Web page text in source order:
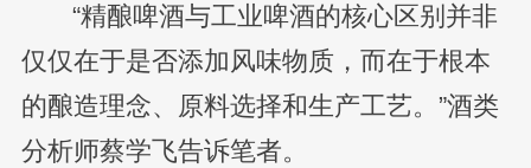
“精酿啤酒与工业啤酒的核心区别并非
仅仅在于是否添加风味物质，而在于根本
的酿造理念、原料选择和生产工艺。”酒类
分析师蔡学飞告诉笔者。